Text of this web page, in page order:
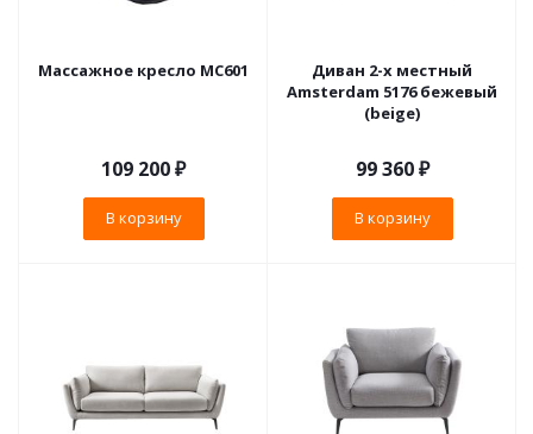
Массажное кресло MC601
109 200₽
В корзину
Диван 2-х местный
Amsterdam 5176 бежевый
(beige)
99 360₽
В корзину